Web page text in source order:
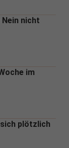
Nein nicht
im
plötzlich